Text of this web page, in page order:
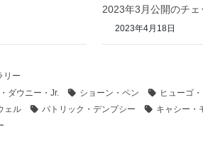
2023年3月公開のチェ
2023年4月18日
リー
ダウニー・Jr. ショーン・ペン ヒューゴ
ェル
パトリック・デンプシー
キャシー・